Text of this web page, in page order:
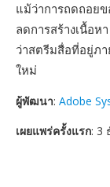
แม้ว่าการถดถอย
ลดการสร้างเนื้อห
ว่าสตรีมสื่อที่อยู่ภา
ใหม่
ผู้พัฒนา: Adobe
เผยแพร่ครั้งแรก: 3